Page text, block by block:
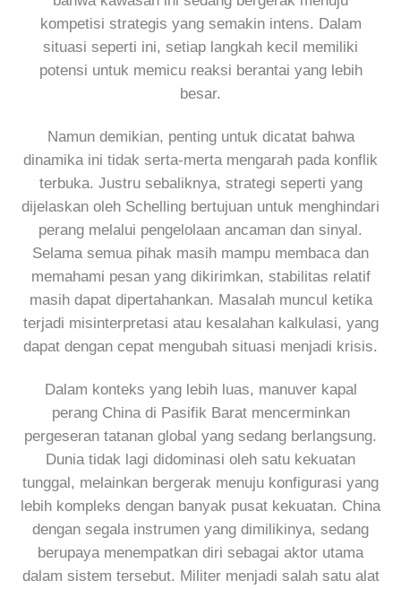
kompetisi strategis yang semakin intens. Dalam
situasi seperti ini, setiap langkah kecil memiliki
potensi untuk memicu reaksi berantai yang lebih
besar.
Namun demikian, penting untuk dicatat bahwa
dinamika ini tidak serta-merta mengarah pada konflik
terbuka. Justru sebaliknya, strategi seperti yang
dijelaskan oleh Schelling bertujuan untuk menghindari
perang melalui pengelolaan ancaman dan sinyal.
Selama semua pihak masih mampu membaca dan
memahami pesan yang dikirimkan, stabilitas relatif
masih dapat dipertahankan. Masalah muncul ketika
terjadi misinterpretasi atau kesalahan kalkulasi, yang
dapat dengan cepat mengubah situasi menjadi krisis.
Dalam konteks yang lebih luas, manuver kapal
perang China di Pasifik Barat mencerminkan
pergeseran tatanan global yang sedang berlangsung.
Dunia tidak lagi didominasi oleh satu kekuatan
tunggal, melainkan bergerak menuju konfigurasi yang
lebih kompleks dengan banyak pusat kekuatan. China
dengan segala instrumen yang dimilikinya, sedang
berupaya menempatkan diri sebagai aktor utama
dalam sistem tersebut. Militer menjadi salah satu alat